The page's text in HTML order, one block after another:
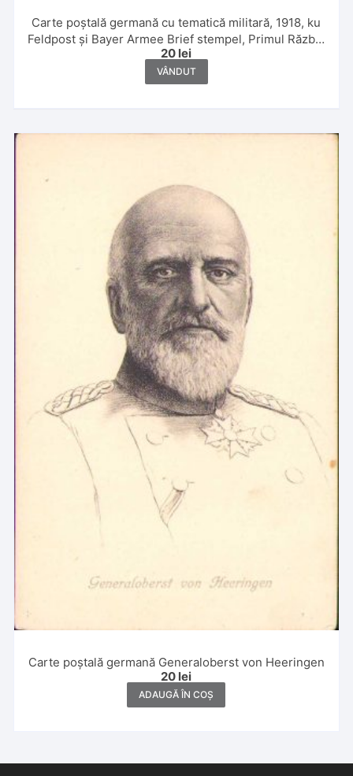
Carte poștală germană cu tematică militară, 1918, ku
Feldpost și Bayer Armee Brief stempel, Primul Război
Mondial
20 lei
VÂNDUT
Carte poștală germană Generaloberst von Heeringen
20 lei
ADAUGĂ ÎN COȘ